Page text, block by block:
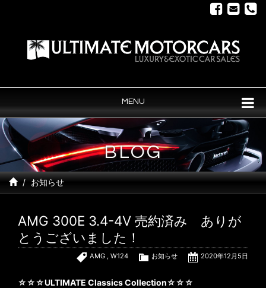
MENU
BLOG
お知らせ
AMG 300E 3.4-4V 売約済み ありが
とうございました！
2020年12月5日
お知らせ
AMG , W124
☆☆☆ULTIMATE Classics Collection☆☆☆